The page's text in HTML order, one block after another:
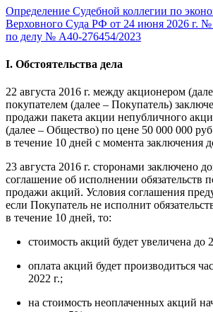
Определение Судебной коллегии по
Верховного Суда РФ от 24 июня 2026 г.
по делу № А40-276454/2023
I. Обстоятельства дела
22 августа 2016 г. между акционером
покупателем (далее – Покупатель)
продажи пакета акции непубличного
(далее – Общество) по цене 50 000 000
в течение 10 дней с момента заключения
23 августа 2016 г. сторонами заключено
соглашение об исполнении обязательств
продажи акций. Условия соглашения
если Покупатель не исполнит
в течение 10 дней, то:
стоимость акций будет увеличена до
оплата акций будет производиться
2022 г.;
на стоимость неоплаченных акций